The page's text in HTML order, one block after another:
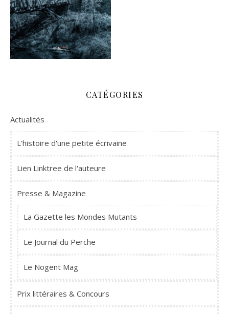
CATÉGORIES
Actualités
L'histoire d'une petite écrivaine
Lien Linktree de l'auteure
Presse & Magazine
La Gazette les Mondes Mutants
Le Journal du Perche
Le Nogent Mag
Prix littéraires & Concours